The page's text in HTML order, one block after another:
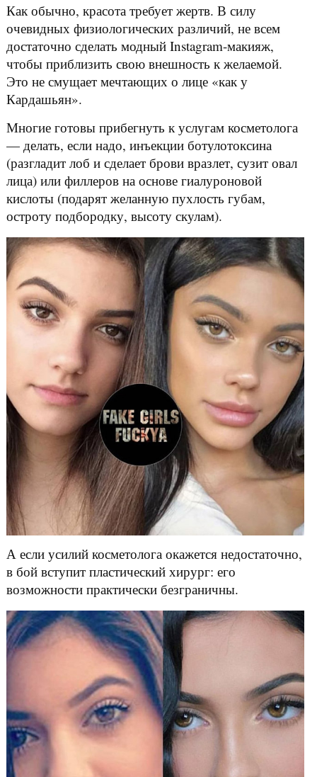
Как обычно, красота требует жертв. В силу
очевидных физиологических различий, не всем
достаточно сделать модный Instagram-макияж,
чтобы приблизить свою внешность к желаемой.
Это не смущает мечтающих о лице «как у
Кардашьян».
Многие готовы прибегнуть к услугам косметолога
— делать, если надо, инъекции ботулотоксина
(разгладит лоб и сделает брови вразлет, сузит овал
лица) или филлеров на основе гиалуроновой
кислоты (подарят желанную пухлость губам,
остроту подбородку, высоту скулам).
А если усилий косметолога окажется недостаточно,
в бой вступит пластический хирург: его
возможности практически безграничны.